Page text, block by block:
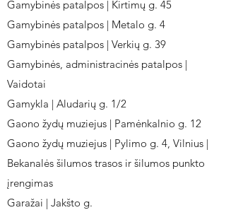
Gamybinės patalpos | Kirtimų g. 45
Gamybinės patalpos | Metalo g. 4
Gamybinės patalpos | Verkių g. 39
Gamybinės, administracinės patalpos |
Vaidotai
Gamykla | Aludarių g. 1/2
Gaono žydų muziejus | Pamėnkalnio g. 12
Gaono žydų muziejus | Pylimo g. 4, Vilnius |
Bekanalės šilumos trasos ir šilumos punkto
įrengimas
Garažai | Jakšto g.